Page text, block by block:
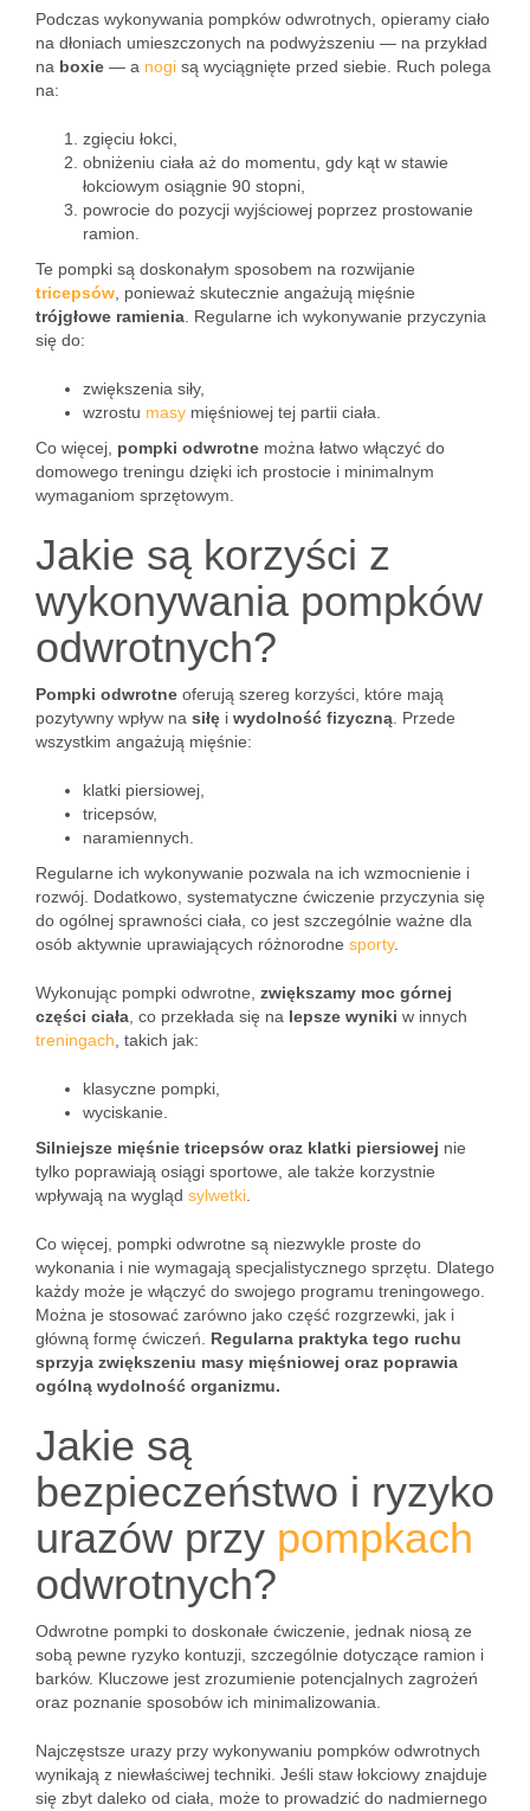
Podczas wykonywania pompków odwrotnych, opieramy ciało
na dłoniach umieszczonych na podwyższeniu — na przykład
na boxie — a nogi są wyciągnięte przed siebie. Ruch polega
na:
zgięciu łokci,
obniżeniu ciała aż do momentu, gdy kąt w stawie
łokciowym osiągnie 90 stopni,
powrocie do pozycji wyjściowej poprzez prostowanie
ramion.
Te pompki są doskonałym sposobem na rozwijanie
tricepsów , ponieważ skutecznie angażują mięśnie
trójgłowe ramienia . Regularne ich wykonywanie przyczynia
się do:
zwiększenia siły,
wzrostu masy mięśniowej tej partii ciała.
Co więcej, pompki odwrotne można łatwo włączyć do
domowego treningu dzięki ich prostocie i minimalnym
wymaganiom sprzętowym.
Jakie są korzyści z
wykonywania pompków
odwrotnych?
Pompki odwrotne oferują szereg korzyści, które mają
pozytywny wpływ na siłę i wydolność fizyczną . Przede
wszystkim angażują mięśnie:
klatki piersiowej,
tricepsów,
naramiennych.
Regularne ich wykonywanie pozwala na ich wzmocnienie i
rozwój. Dodatkowo, systematyczne ćwiczenie przyczynia się
do ogólnej sprawności ciała, co jest szczególnie ważne dla
osób aktywnie uprawiających różnorodne sporty.
Wykonując pompki odwrotne, zwiększamy moc górnej
części ciała , co przekłada się na lepsze wyniki w innych
treningach , takich jak:
klasyczne pompki,
wyciskanie.
Silniejsze mięśnie tricepsów oraz klatki piersiowej nie
tylko poprawiają osiągi sportowe, ale także korzystnie
wpływają na wygląd sylwetki
Co więcej, pompki odwrotne są niezwykle proste do
wykonania i nie wymagają specjalistycznego sprzętu. Dlatego
każdy może je włączyć do swojego programu treningowego.
Można je stosować zarówno jako część rozgrzewki, jak i
główną formę ćwiczeń. Regularna praktyka tego ruchu
sprzyja zwiększeniu masy mięśniowej oraz poprawia
ogólną wydolność organizmu.
Jakie są
bezpieczeństwo i ryzyko
urazów przy pompkach
odwrotnych?
Odwrotne pompki to doskonałe ćwiczenie, jednak niosą ze
sobą pewne ryzyko kontuzji, szczególnie dotyczące ramion i
barków. Kluczowe jest zrozumienie potencjalnych zagrożeń
oraz poznanie sposobów ich minimalizowania.
Najczęstsze urazy przy wykonywaniu pompków odwrotnych
wynikają z niewłaściwej techniki. Jeśli staw łokciowy znajduje
się zbyt daleko od ciała, może to prowadzić do nadmiernego